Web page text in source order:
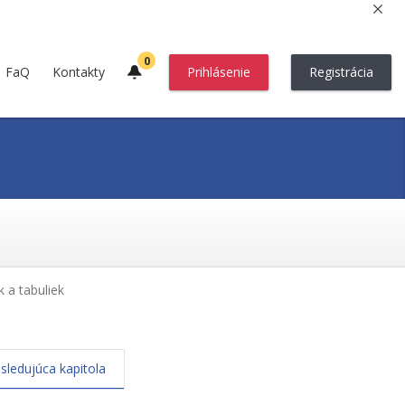
FaQ Kontakty
0
Prihlásenie Registrácia
a tabuliek
kapitola